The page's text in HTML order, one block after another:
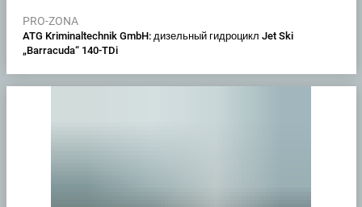
PRO-ZONA
ATG Kriminaltechnik GmbH: дизельный гидроцикл Jet Ski
„Barracuda“ 140-TDi